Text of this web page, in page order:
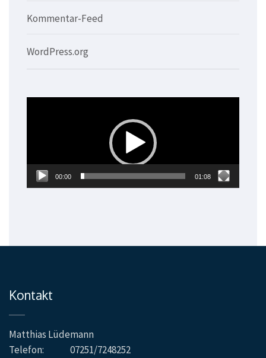
Kommentar-Feed
WordPress.org
00:00 01:08
Kontakt
Matthias Lüdemann
Telefon:
07251/7248252